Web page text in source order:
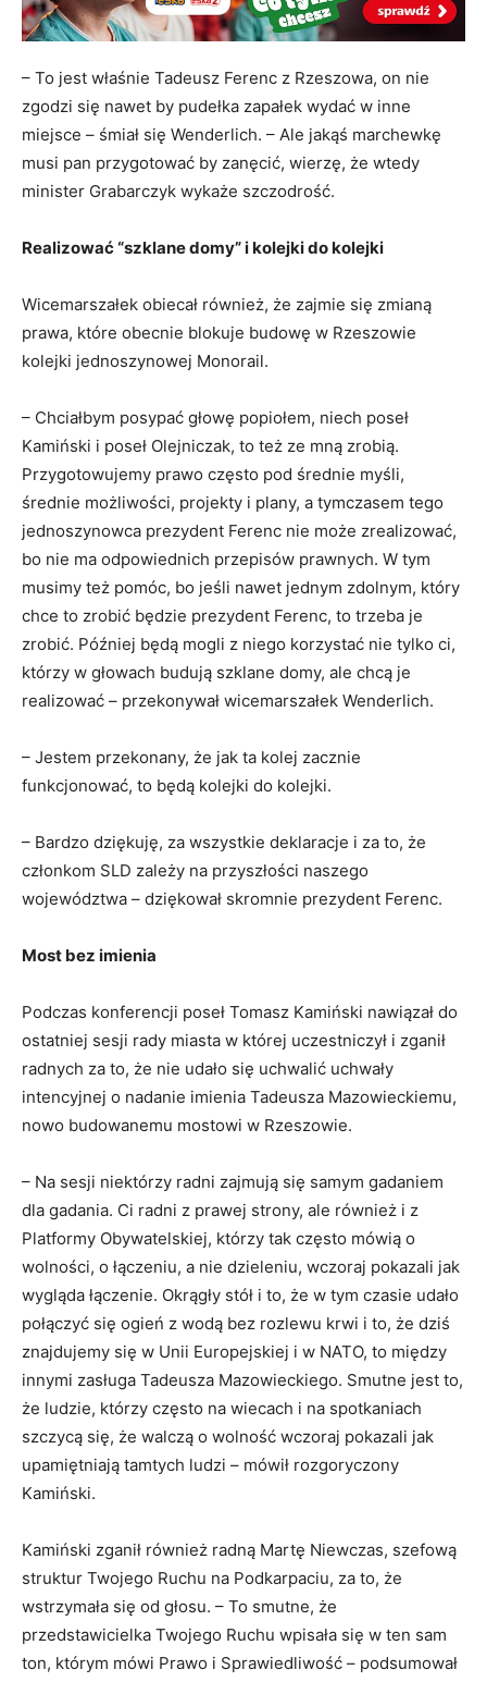
– To jest właśnie Tadeusz Ferenc z Rzeszowa, on nie
zgodzi się nawet by pudełka zapałek wydać w inne
miejsce – śmiał się Wenderlich. – Ale jakąś marchewkę
musi pan przygotować by zanęcić, wierzę, że wtedy
minister Grabarczyk wykaże szczodrość.
Realizować “szklane domy” i kolejki do kolejki
Wicemarszałek obiecał również, że zajmie się zmianą
prawa, które obecnie blokuje budowę w Rzeszowie
kolejki jednoszynowej Monorail.
– Chciałbym posypać głowę popiołem, niech poseł
Kamiński i poseł Olejniczak, to też ze mną zrobią.
Przygotowujemy prawo często pod średnie myśli,
średnie możliwości, projekty i plany, a tymczasem tego
jednoszynowca prezydent Ferenc nie może zrealizować,
bo nie ma odpowiednich przepisów prawnych. W tym
musimy też pomóc, bo jeśli nawet jednym zdolnym, który
chce to zrobić będzie prezydent Ferenc, to trzeba je
zrobić. Później będą mogli z niego korzystać nie tylko ci,
którzy w głowach budują szklane domy, ale chcą je
realizować – przekonywał wicemarszałek Wenderlich.
– Jestem przekonany, że jak ta kolej zacznie
funkcjonować, to będą kolejki do kolejki.
– Bardzo dziękuję, za wszystkie deklaracje i za to, że
członkom SLD zależy na przyszłości naszego
województwa – dziękował skromnie prezydent Ferenc.
Most bez imienia
Podczas konferencji poseł Tomasz Kamiński nawiązał do
ostatniej sesji rady miasta w której uczestniczył i zganił
radnych za to, że nie udało się uchwalić uchwały
intencyjnej o nadanie imienia Tadeusza Mazowieckiemu,
nowo budowanemu mostowi w Rzeszowie.
– Na sesji niektórzy radni zajmują się samym gadaniem
dla gadania. Ci radni z prawej strony, ale również i z
Platformy Obywatelskiej, którzy tak często mówią o
wolności, o łączeniu, a nie dzieleniu, wczoraj pokazali jak
wygląda łączenie. Okrągły stół i to, że w tym czasie udało
połączyć się ogień z wodą bez rozlewu krwi i to, że dziś
znajdujemy się w Unii Europejskiej i w NATO, to między
innymi zasługa Tadeusza Mazowieckiego. Smutne jest to,
że ludzie, którzy często na wiecach i na spotkaniach
szczycą się, że walczą o wolność wczoraj pokazali jak
upamiętniają tamtych ludzi – mówił rozgoryczony
Kamiński.
Kamiński zganił również radną Martę Niewczas, szefową
struktur Twojego Ruchu na Podkarpaciu, za to, że
wstrzymała się od głosu. – To smutne, że
przedstawicielka Twojego Ruchu wpisała się w ten sam
ton, którym mówi Prawo i Sprawiedliwość – podsumował